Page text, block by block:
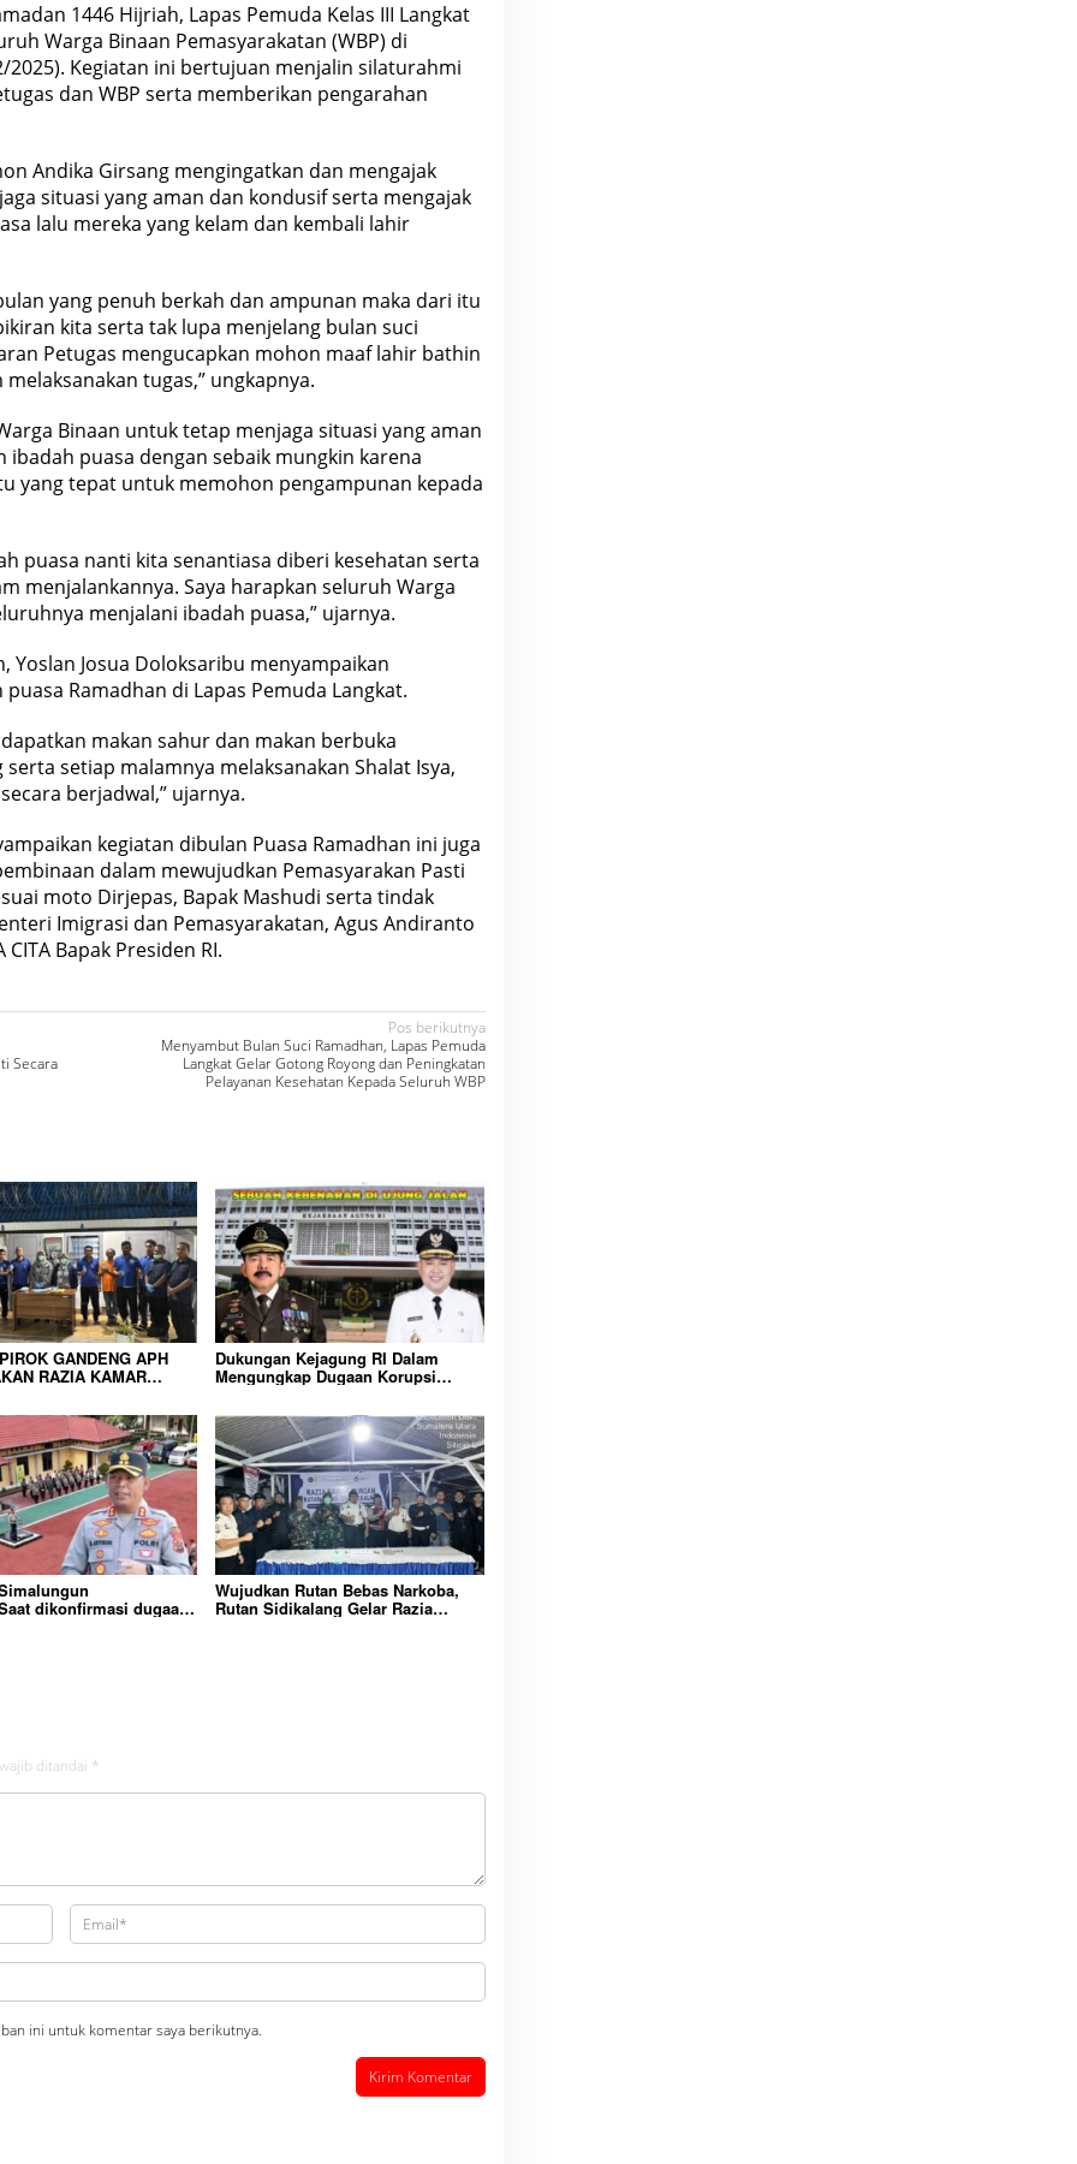
1446 Hijriah, Lapas Pemuda Kelas III Langkat
Warga Binaan Pemasyarakatan (WBP) di
2025). Kegiatan ini bertujuan menjalin silaturahmi
dan WBP serta memberikan pengarahan
Andika Girsang mengingatkan dan mengajak
situasi yang aman dan kondusif serta mengajak
lalu mereka yang kelam dan kembali lahir
yang penuh berkah dan ampunan maka dari itu
kita serta tak lupa menjelang bulan suci
Petugas mengucapkan mohon maaf lahir bathin
tugas,” ungkapnya.
Binaan untuk tetap menjaga situasi yang aman
puasa dengan sebaik mungkin karena
yang tepat untuk memohon pengampunan kepada
puasa nanti kita senantiasa diberi kesehatan serta
menjalankannya. Saya harapkan seluruh Warga
menjalani ibadah puasa,” ujarnya.
Yoslan Josua Doloksaribu menyampaikan
Ramadhan di Lapas Pemuda Langkat.
makan sahur dan makan berbuka
setiap malamnya melaksanakan Shalat Isya,
berjadwal,” ujarnya.
kegiatan dibulan Puasa Ramadhan ini juga
dalam mewujudkan Pemasyarakan Pasti
moto Dirjepas, Bapak Mashudi serta tindak
Imigrasi dan Pemasyarakatan, Agus Andiranto
Bapak Presiden RI.
Secara
Pos berikutnya
Menyambut Bulan Suci Ramadhan, Lapas Pemuda
Langkat Gelar Gotong Royong dan Peningkatan
Pelayanan Kesehatan Kepada Seluruh WBP
GANDENG APH
RAZIA KAMAR
LINGKUNGAN
YANG AMAN
Dukungan Kejagung RI Dalam
Mengungkap Dugaan Korupsi
AMPK : Segera Periksa Dan
Tangkap!
dikonfirmasi dugaan
Wujudkan Rutan Bebas Narkoba,
Rutan Sidikalang Gelar Razia
ditandai *
ini untuk komentar saya berikutnya.